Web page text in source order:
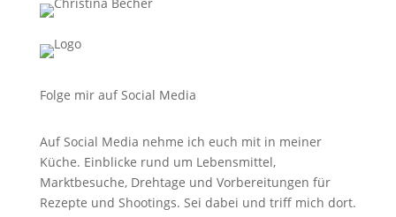
Folge mir auf Social Media
Auf Social Media nehme ich euch mit in meiner
Küche. Einblicke rund um Lebensmittel,
Marktbesuche, Drehtage und Vorbereitungen für
Rezepte und Shootings. Sei dabei und triff mich dort.